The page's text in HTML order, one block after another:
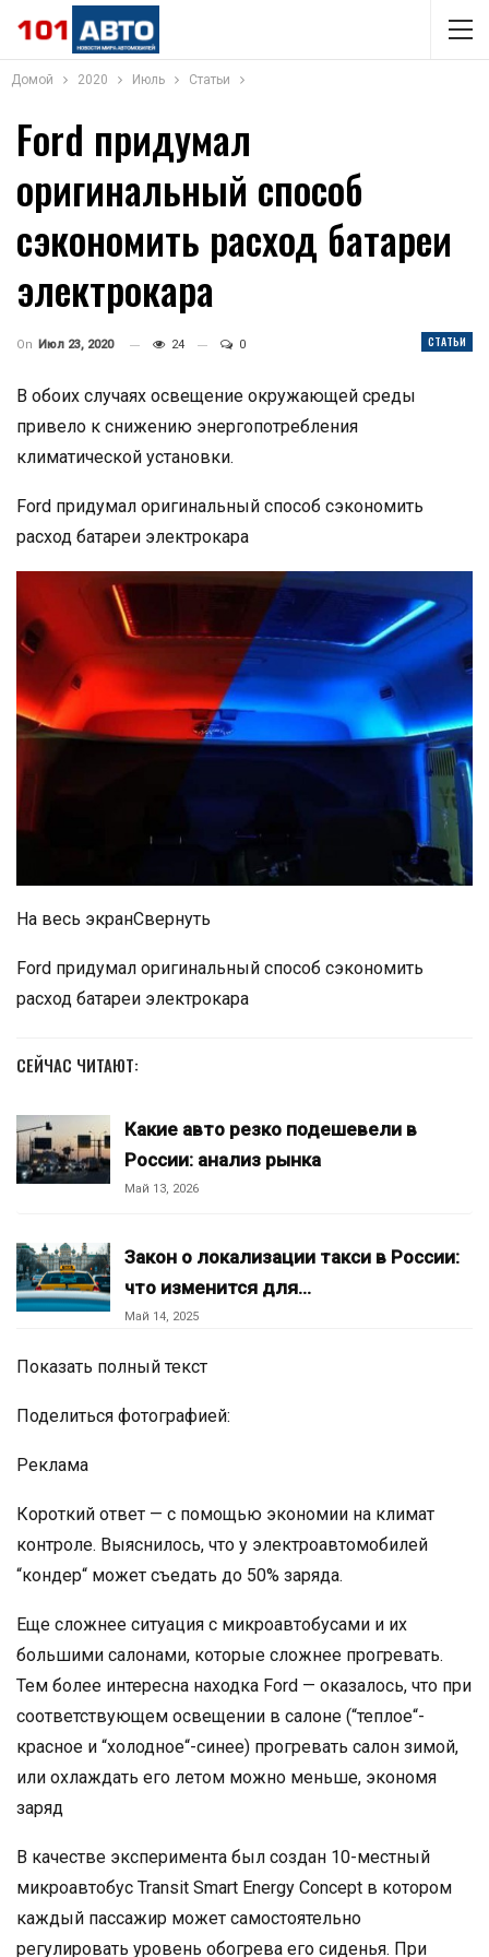
Домой 2020 Июль Статьи
Ford придумал
оригинальный способ
сэкономить расход батареи
электрокара
СТАТЬИ
On Июл 23, 2020 24 0
В обоих случаях освещение окружающей среды
привело к снижению энергопотребления
климатической установки.
Ford придумал оригинальный способ сэкономить
расход батареи электрокара
На весь экранСвернуть
Ford придумал оригинальный способ сэкономить
расход батареи электрокара
СЕЙЧАС ЧИТАЮТ:
Какие авто резко подешевели в
России: анализ рынка
Май 13, 2026
Закон о локализации такси в России:
что изменится для…
Май 14, 2025
Показать полный текст
Поделиться фотографией:
Реклама
Короткий ответ — с помощью экономии на климат
контроле. Выяснилось, что у электроавтомобилей
“кондер“ может съедать до 50% заряда.
Еще сложнее ситуация с микроавтобусами и их
большими салонами, которые сложнее прогревать.
Тем более интересна находка Ford — оказалось, что при
соответствующем освещении в салоне (“теплое“-
красное и “холодное“-синее) прогревать салон зимой,
или охлаждать его летом можно меньше, экономя
заряд
В качестве эксперимента был создан 10-местный
микроавтобус Transit Smart Energy Concept в котором
каждый пассажир может самостоятельно
регулировать уровень обогрева его сиденья. При